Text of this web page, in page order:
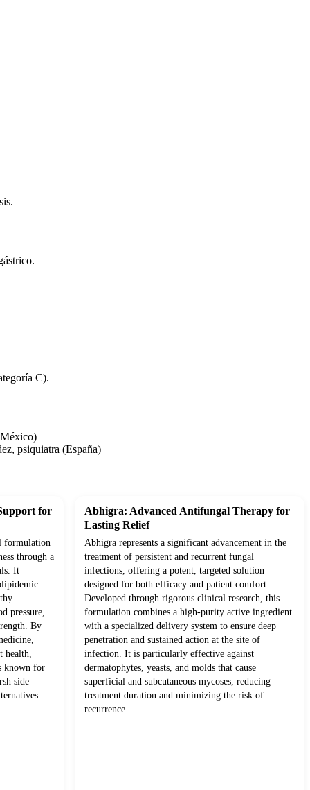
C).
psiquiatra (España)
for
formulation
through a
It
pressure,
By
health,
known for
side
Abhigra: Advanced Antifungal Therapy for
Lasting Relief
Abhigra represents a significant advancement in the
treatment of persistent and recurrent fungal
infections, offering a potent, targeted solution
designed for both efficacy and patient comfort.
Developed through rigorous clinical research, this
formulation combines a high-purity active ingredient
with a specialized delivery system to ensure deep
penetration and sustained action at the site of
infection. It is particularly effective against
dermatophytes, yeasts, and molds that cause
superficial and subcutaneous mycoses, reducing
treatment duration and minimizing the risk of
recurrence.